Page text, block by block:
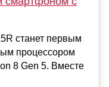
станет первым
процессором
8 Gen 5. Вместе